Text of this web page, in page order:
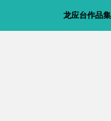
龙应台作品集